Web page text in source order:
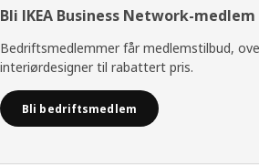
Bli IKEA Business Network-medlem
Bedriftsmedlemmer får medlemstilbud,
interiørdesigner til rabattert pris.
Bli bedriftsmedlem